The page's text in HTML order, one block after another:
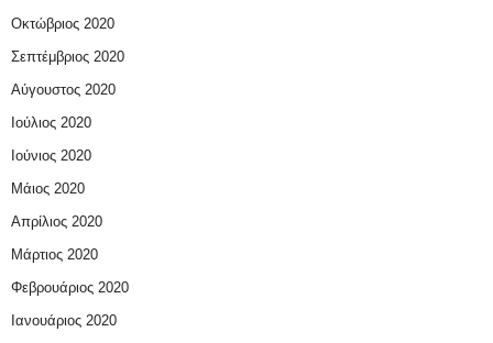
Οκτώβριος 2020
Σεπτέμβριος 2020
Αύγουστος 2020
Ιούλιος 2020
Ιούνιος 2020
Μάιος 2020
Απρίλιος 2020
Μάρτιος 2020
Φεβρουάριος 2020
Ιανουάριος 2020